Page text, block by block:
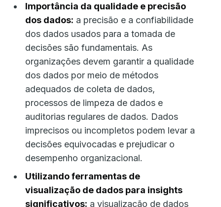
Importância da qualidade e precisão
dos dados: a precisão e a confiabilidade
dos dados usados ​​para a tomada de
decisões são fundamentais. As
organizações devem garantir a qualidade
dos dados por meio de métodos
adequados de coleta de dados,
processos de limpeza de dados e
auditorias regulares de dados. Dados
imprecisos ou incompletos podem levar a
decisões equivocadas e prejudicar o
desempenho organizacional.
Utilizando ferramentas de
visualização de dados para insights
significativos: a visualização de dados